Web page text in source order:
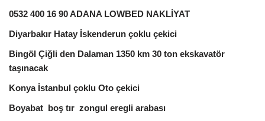
0532 400 16 90 ADANA LOWBED NAKLİYAT
Diyarbakır Hatay İskenderun çoklu çekici
Bingöl Çiğli den Dalaman 1350 km 30 ton ekskavatör
taşınacak
Konya İstanbul çoklu Oto çekici
Boyabat boş tır zongul eregli arabası